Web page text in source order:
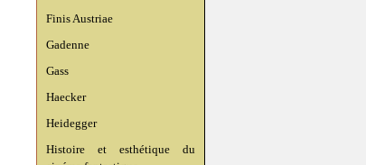
Finis Austriae
Gadenne
Gass
Haecker
Heidegger
Histoire et esthétique du